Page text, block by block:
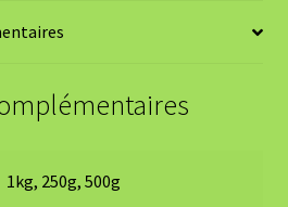
1kg, 250g, 500g